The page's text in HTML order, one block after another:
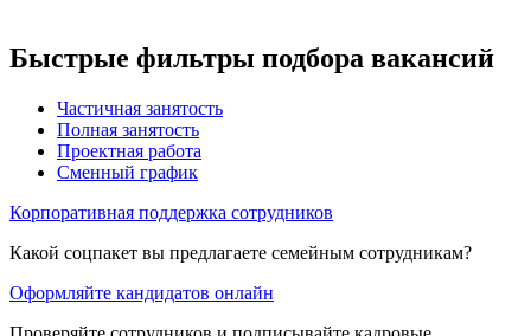
Быстрые фильтры подбора вакансий
Частичная занятость
Полная занятость
Проектная работа
Сменный график
Корпоративная поддержка сотрудников
Какой соцпакет вы предлагаете семейным сотрудникам?
Оформляйте кандидатов онлайн